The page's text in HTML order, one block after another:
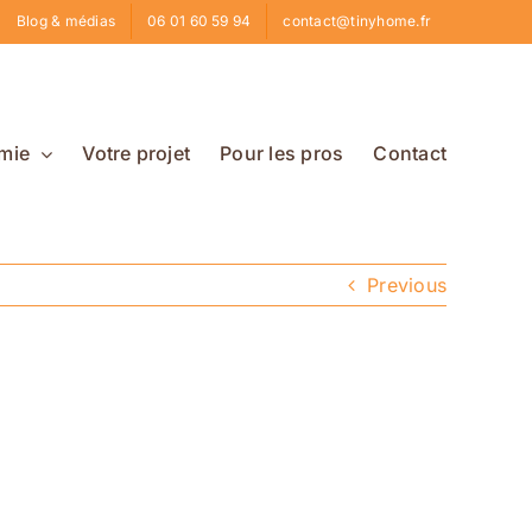
Blog & médias 06 01 60 59 94 contact@tinyhome.fr
Votre projet Pour les pros Contact
Previous